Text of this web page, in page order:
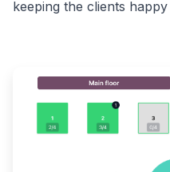
keeping the clients